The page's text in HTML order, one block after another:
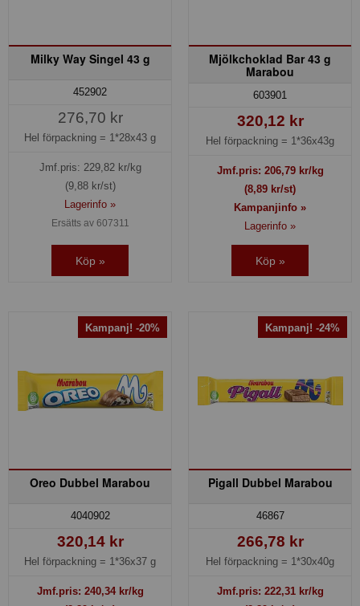
Milky Way Singel 43 g
452902
276,70 kr
Hel förpackning = 1*28x43 g
Jmf.pris: 229,82kr/kg
(9,88 kr/st)
Lagerinfo »
Ersätts av 607311
Köp »
Mjölkchoklad Bar 43 g
Marabou
603901
320,12 kr
Hel förpackning = 1*36x43g
Jmf.pris: 206,79kr/kg
(8,89 kr/st)
Kampanjinfo »
Lagerinfo »
Köp »
Kampanj! -20%
Oreo Dubbel Marabou
4040902
320,14 kr
Hel förpackning = 1*36x37 g
Jmf.pris: 240,34kr/kg
Kampanj! -24%
Pigall Dubbel Marabou
46867
266,78 kr
Hel förpackning = 1*30x40g
Jmf.pris: 222,31kr/kg